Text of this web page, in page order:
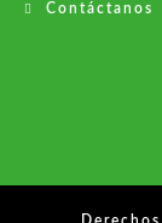
Contáctanos